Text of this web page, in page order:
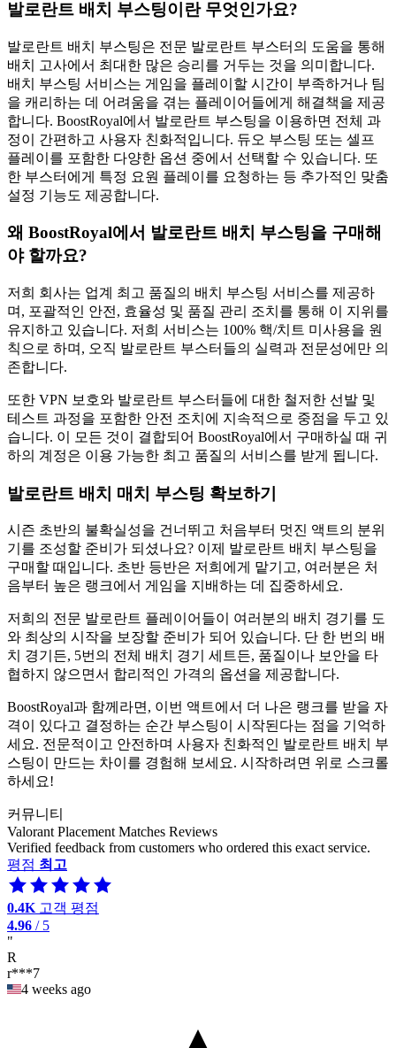
발로란트 배치 부스팅이란 무엇인가요?
발로란트 배치 부스팅은 전문 발로란트 부스터의 도움을 통해
배치 고사에서 최대한 많은 승리를 거두는 것을 의미합니다.
배치 부스팅 서비스는 게임을 플레이할 시간이 부족하거나 팀
을 캐리하는 데 어려움을 겪는 플레이어들에게 해결책을 제공
합니다. BoostRoyal에서 발로란트 부스팅을 이용하면 전체 과
정이 간편하고 사용자 친화적입니다. 듀오 부스팅 또는 셀프
플레이를 포함한 다양한 옵션 중에서 선택할 수 있습니다. 또
한 부스터에게 특정 요원 플레이를 요청하는 등 추가적인 맞춤
설정 기능도 제공합니다.
왜 BoostRoyal에서 발로란트 배치 부스팅을 구매해
야 할까요?
저희 회사는 업계 최고 품질의 배치 부스팅 서비스를 제공하
며, 포괄적인 안전, 효율성 및 품질 관리 조치를 통해 이 지위를
유지하고 있습니다. 저희 서비스는 100% 핵/치트 미사용을 원
칙으로 하며, 오직 발로란트 부스터들의 실력과 전문성에만 의
존합니다.
또한 VPN 보호와 발로란트 부스터들에 대한 철저한 선발 및
테스트 과정을 포함한 안전 조치에 지속적으로 중점을 두고 있
습니다. 이 모든 것이 결합되어 BoostRoyal에서 구매하실 때 귀
하의 계정은 이용 가능한 최고 품질의 서비스를 받게 됩니다.
발로란트 배치 매치 부스팅 확보하기
시즌 초반의 불확실성을 건너뛰고 처음부터 멋진 액트의 분위
기를 조성할 준비가 되셨나요? 이제 발로란트 배치 부스팅을
구매할 때입니다. 초반 등반은 저희에게 맡기고, 여러분은 처
음부터 높은 랭크에서 게임을 지배하는 데 집중하세요.
저희의 전문 발로란트 플레이어들이 여러분의 배치 경기를 도
와 최상의 시작을 보장할 준비가 되어 있습니다. 단 한 번의 배
치 경기든, 5번의 전체 배치 경기 세트든, 품질이나 보안을 타
협하지 않으면서 합리적인 가격의 옵션을 제공합니다.
BoostRoyal과 함께라면, 이번 액트에서 더 나은 랭크를 받을 자
격이 있다고 결정하는 순간 부스팅이 시작된다는 점을 기억하
세요. 전문적이고 안전하며 사용자 친화적인 발로란트 배치 부
스팅이 만드는 차이를 경험해 보세요. 시작하려면 위로 스크롤
하세요!
커뮤니티
Valorant Placement Matches Reviews
Verified feedback from customers who ordered this exact service.
평점 최고
0.4K고객 평점
4.96 / 5
"
R
r***7
4 weeks ago